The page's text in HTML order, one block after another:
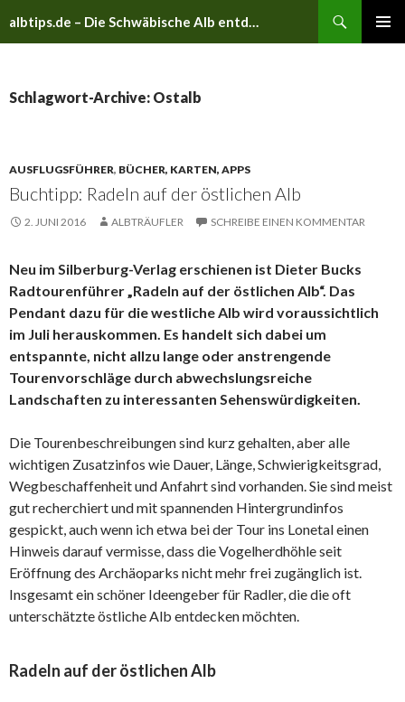
albtips.de – Die Schwäbische Alb entdecken
Schlagwort-Archive: Ostalb
AUSFLUGSFÜHRER, BÜCHER, KARTEN, APPS
Buchtipp: Radeln auf der östlichen Alb
2. JUNI 2016 ALBTRÄUFLER SCHREIBE EINEN KOMMENTAR
Neu im Silberburg-Verlag erschienen ist Dieter Bucks
Radtourenführer „Radeln auf der östlichen Alb“. Das
Pendant dazu für die westliche Alb wird voraussichtlich
im Juli herauskommen. Es handelt sich dabei um
entspannte, nicht allzu lange oder anstrengende
Tourenvorschläge durch abwechslungsreiche
Landschaften zu interessanten Sehenswürdigkeiten.
Die Tourenbeschreibungen sind kurz gehalten, aber alle
wichtigen Zusatzinfos wie Dauer, Länge, Schwierigkeitsgrad,
Wegbeschaffenheit und Anfahrt sind vorhanden. Sie sind meist
gut recherchiert und mit spannenden Hintergrundinfos
gespickt, auch wenn ich etwa bei der Tour ins Lonetal einen
Hinweis darauf vermisse, dass die Vogelherdhöhle seit
Eröffnung des Archäoparks nicht mehr frei zugänglich ist.
Insgesamt ein schöner Ideengeber für Radler, die die oft
unterschätzte östliche Alb entdecken möchten.
Radeln auf der östlichen Alb